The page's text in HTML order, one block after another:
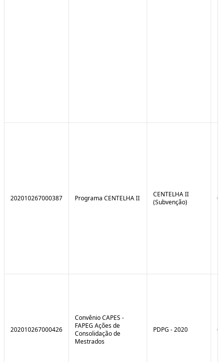
202010267000387 Programa CENTELHA II
CENTELHA II
(Subvenção)
202010267000426
Convênio CAPES -
FAPEG Ações de
Consolidação de
Mestrados
PDPG - 2020